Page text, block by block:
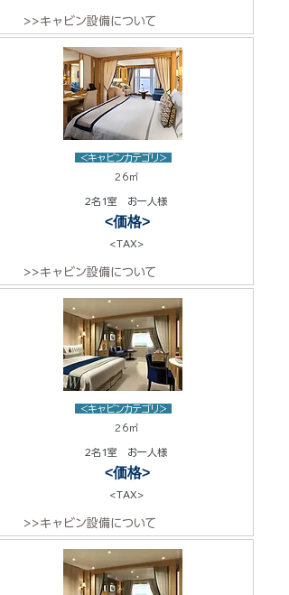
>>キャビン設備について
<キャビンカテゴリ>
26㎡
2名1室 お一人様
<価格>
<TAX>
>>キャビン設備について
<キャビンカテゴリ>
26㎡
2名1室 お一人様
<価格>
<TAX>
>>キャビン設備について